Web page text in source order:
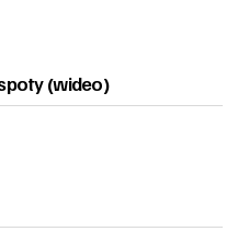
(wideo)